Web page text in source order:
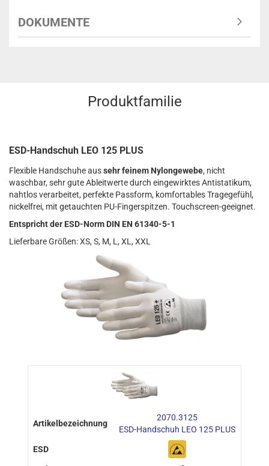
DOKUMENTE
Produktfamilie
ESD-Handschuh LEO 125 PLUS
Flexible Handschuhe aussehr feinem Nylongewebe, nicht
waschbar, sehr gute Ableitwerte durch eingewirktes Antistatikum,
nahtlos verarbeitet, perfekte Passform, komfortables Tragegefühl,
nickelfrei, mit getauchten PU-Fingerspitzen. Touchscreen-geeignet.
Entspricht der ESD-Norm DIN EN 61340-5-1
Lieferbare Größen: XS, S, M, L, XL, XXL
2070.3125
ESD-Handschuh LEO 125 PLUS